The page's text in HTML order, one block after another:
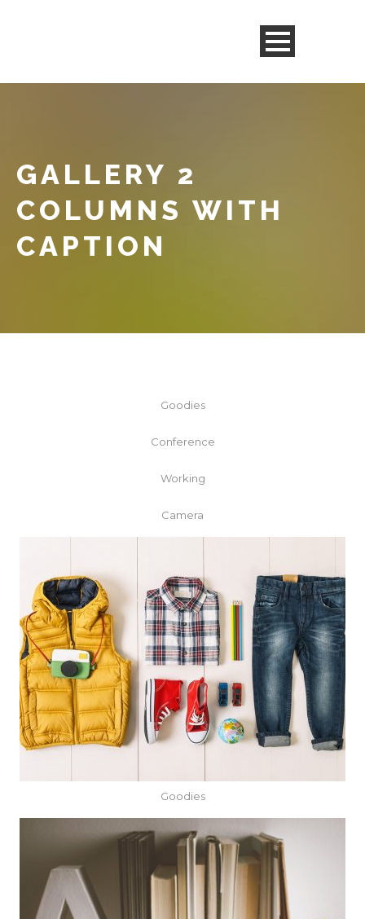
GALLERY 2
COLUMNS WITH
CAPTION
Goodies
Conference
Working
Camera
Goodies